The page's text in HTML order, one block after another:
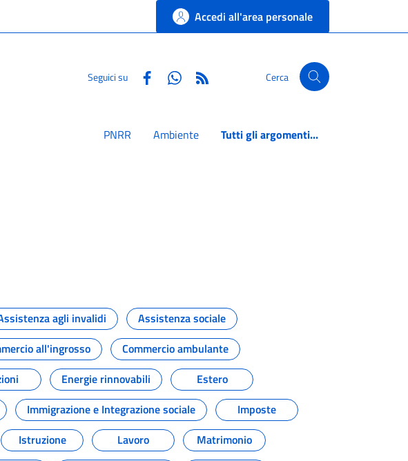
Accedi all'area personale
Seguici su FacebookWhatsapp Cerca
PNRR Ambiente Tutti gli argomenti...
agli invalidi
Assistenza sociale
all'ingrosso
Commercio ambulante
Energie rinnovabili
Estero
Immigrazione e Integrazione sociale
Imposte
Istruzione Lavoro
Matrimonio